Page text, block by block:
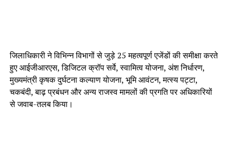
जिलाधिकारी ने विभिन्न विभागों से जुड़े 25 महत्वपूर्ण एजेंडों की समीक्षा करते
हुए आईजीआरएस, डिजिटल क्रॉप सर्वे, स्वामित्व योजना, अंश निर्धारण,
मुख्यमंत्री कृषक दुर्घटना कल्याण योजना, भूमि आवंटन, मत्स्य पट्टा,
चकबंदी, बाढ़ प्रबंधन और अन्य राजस्व मामलों की प्रगति पर अधिकारियों
से जवाब-तलब किया।